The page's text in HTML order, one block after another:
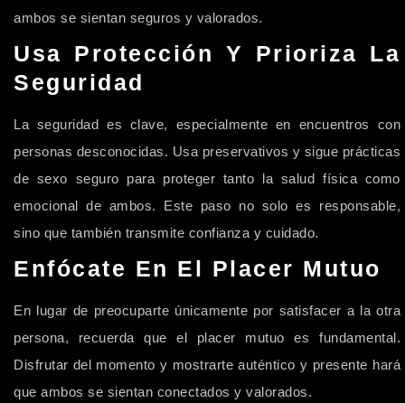
ambos se sientan seguros y valorados.
Usa Protección Y Prioriza La
Seguridad
La seguridad es clave, especialmente en encuentros con
personas desconocidas. Usa preservativos y sigue prácticas
de sexo seguro para proteger tanto la salud física como
emocional de ambos. Este paso no solo es responsable,
sino que también transmite confianza y cuidado.
Enfócate En El Placer Mutuo
En lugar de preocuparte únicamente por satisfacer a la otra
persona, recuerda que el placer mutuo es fundamental.
Disfrutar del momento y mostrarte auténtico y presente hará
que ambos se sientan conectados y valorados.